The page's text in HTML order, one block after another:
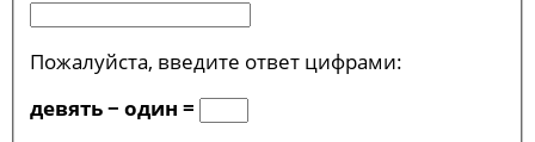
Пожалуйста, введите ответ цифрами:
девять − один =